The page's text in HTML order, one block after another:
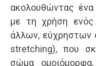
ακολουθώντας
με τη χρήση ενός
άλλων, εύχρηστων
stretching), που
σώμα